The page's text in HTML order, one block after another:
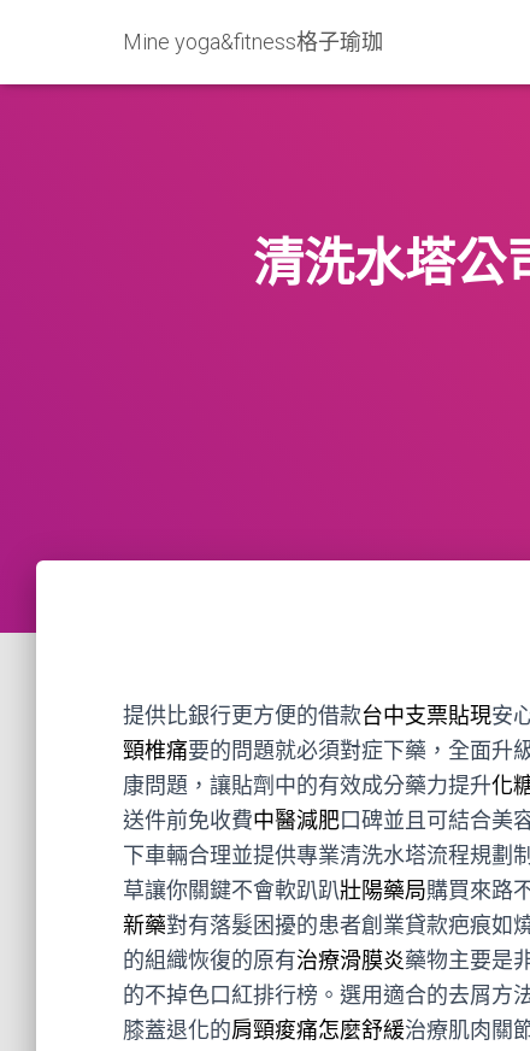
Mine yoga&fitness格子瑜珈
清洗水塔公
提供比銀行更方便的借款台中支票貼現安
頸椎痛要的問題就必須對症下藥，全面升
康問題，讓貼劑中的有效成分藥力提升化
送件前免收費中醫減肥口碑並且可結合美
下車輛合理並提供專業清洗水塔流程規劃
草讓你關鍵不會軟趴趴壯陽藥局購買來路
新藥對有落髮困擾的患者創業貸款疤痕如
的組織恢復的原有治療滑膜炎藥物主要是
的不掉色口紅排行榜。選用適合的去屑方
膝蓋退化的肩頸痠痛怎麼舒緩治療肌肉關